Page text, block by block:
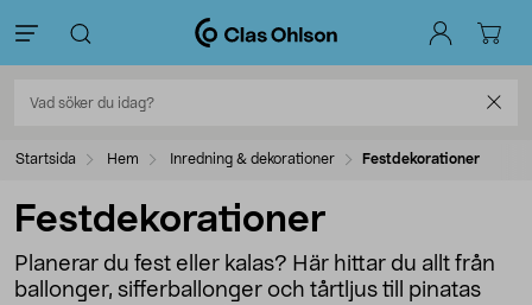
Startsida Hem Inredning & dekorationer Festdekorationer
Festdekorationer
Planerar du fest eller kalas? Här hittar du allt från
ballonger, sifferballonger och tårtljus till pinatas